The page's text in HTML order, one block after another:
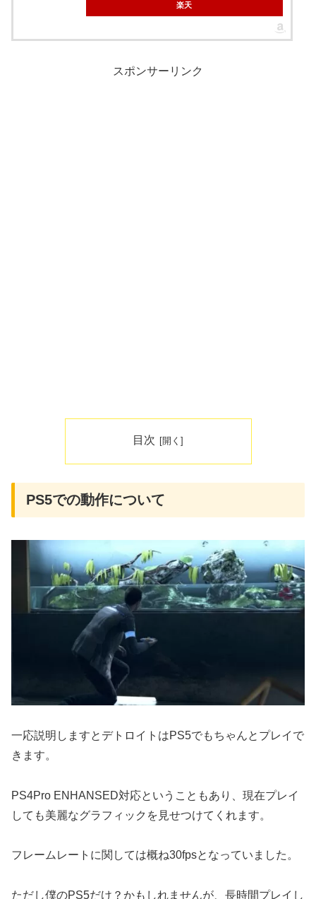
楽天
スポンサーリンク
目次
PS5での動作について
一応説明しますとデトロイトはPS5でもちゃんとプレイで
きます。
PS4Pro ENHANSED対応ということもあり、現在プレイ
しても美麗なグラフィックを見せつけてくれます。
フレームレートに関しては概ね30fpsとなっていました。
ただし僕のPS5だけ？かもしれませんが、長時間プレイし